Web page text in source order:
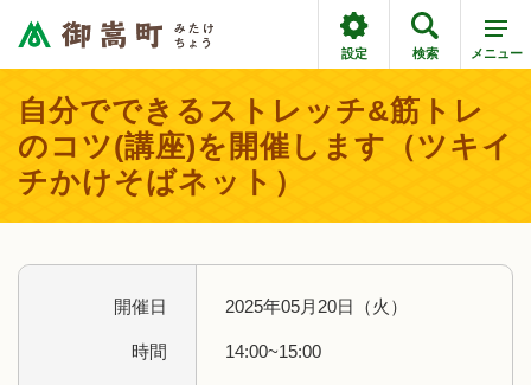
設定 検索 メニュー
自分でできるストレッチ&筋トレ
のコツ(講座)を開催します（ツキイ
チかけそばネット）
開催日 2025年05月20日（火）
時間 14:00~15:00